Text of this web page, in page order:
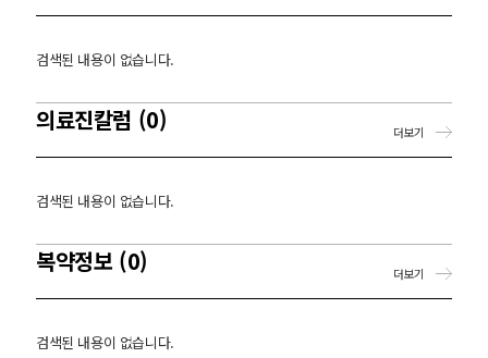
검색된 내용이 없습니다.
의료진칼럼 (0)
검색된 내용이 없습니다.
더보기
복약정보 (0)
검색된 내용이 없습니다.
더보기